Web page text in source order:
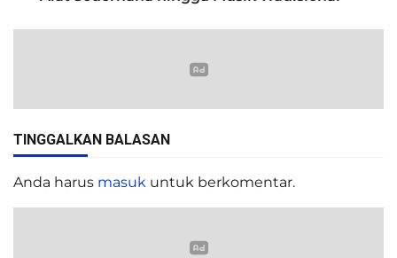
TINGGALKAN BALASAN
Anda harus masuk untuk berkomentar.